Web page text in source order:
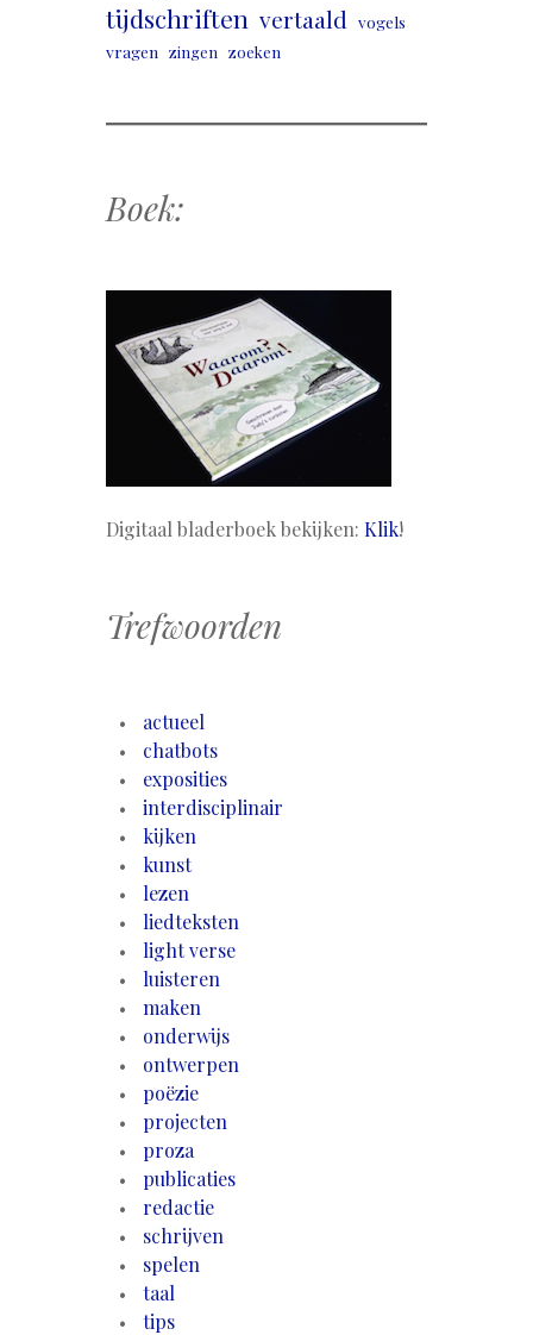
tijdschriften vertaald vogels
vragen zingen zoeken
Boek:
Digitaal bladerboek bekijken: Klik!
Trefwoorden
actueel
chatbots
exposities
interdisciplinair
kijken
kunst
lezen
liedteksten
light verse
luisteren
maken
onderwijs
ontwerpen
poëzie
projecten
proza
publicaties
redactie
schrijven
spelen
taal
tips